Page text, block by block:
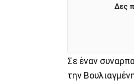
Δες
Σε έναν
την